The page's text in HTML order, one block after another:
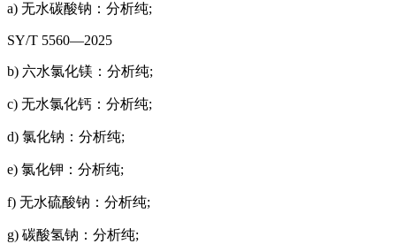
a) 无水碳酸钠：分析纯;
SY/T 5560—2025
b) 六水氯化镁：分析纯;
c) 无水氯化钙：分析纯;
d) 氯化钠：分析纯;
e) 氯化钾：分析纯;
f) 无水硫酸钠：分析纯;
g) 碳酸氢钠：分析纯;